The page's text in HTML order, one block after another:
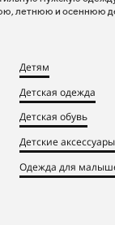
летнюю и осеннюю
Детям
Детская одежда
Детская обувь
Детские аксессуары
Одежда для